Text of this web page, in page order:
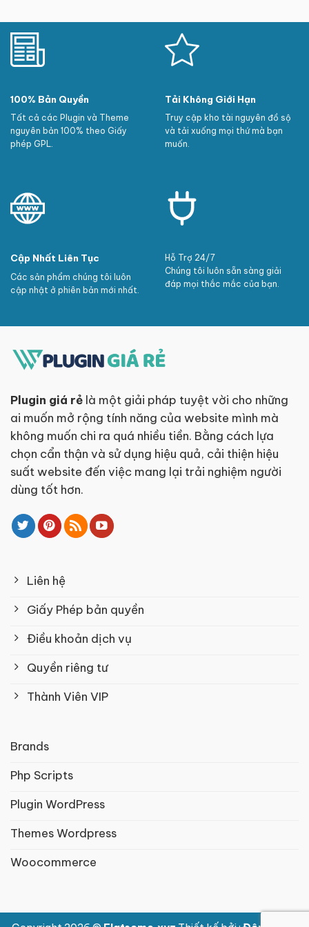
100% Bản Quyền
Tất cả các Plugin và Theme
nguyên bản 100% theo Giấy
phép GPL.
Tải Không Giới Hạn
Truy cập kho tài nguyên đồ sộ
và tải xuống mọi thứ mà bạn
muốn.
Cập Nhất Liên Tục
Các sản phẩm chúng tôi luôn
cập nhật ở phiên bản mới nhất.
Hỗ Trợ 24/7
Chúng tôi luôn sẵn sàng giải
đáp mọi thắc mắc của bạn.
Plugin giá rẻ là một giải pháp tuyệt vời cho những
ai muốn mở rộng tính năng của website mình mà
không muốn chi ra quá nhiều tiền. Bằng cách lựa
chọn cẩn thận và sử dụng hiệu quả, cải thiện hiệu
suất website đến việc mang lại trải nghiệm người
dùng tốt hơn.
Liên hệ
Giấy Phép bản quyền
Điều khoản dịch vụ
Quyền riêng tư
Thành Viên VIP
Brands
Php Scripts
Plugin WordPress
Themes Wordpress
Woocommerce